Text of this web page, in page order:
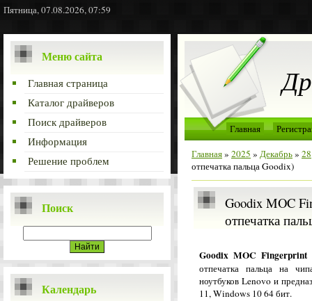
Пятница, 07.08.2026, 07:59
Меню сайта
Главная страница
Каталог драйверов
Поиск драйверов
Информация
Решение проблем
Поиск
Календарь
Главная
Главная» 2025 » Декабрь» 28
отпечатка пальца Goodix)
Goodix MOC
отпечатка
Goodix MOC
отпечатка пальца на
ноутбуков Lenovo и
11, Windows 10 64 бит.